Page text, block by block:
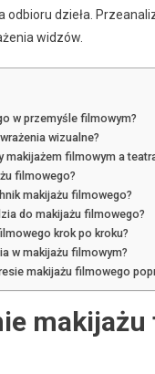
dzieła.
widzów.
w przemyśle filmowym?
wizualne?
filmowym a
filmowego?
makijażu filmowego?
do makijażu filmowego?
krok po kroku?
w makijażu filmowym?
makijażu filmowego